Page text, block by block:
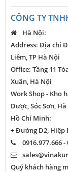
CÔNG TY
Hà Nội:
Address: Địa chỉ
Liêm, TP Hà Nội
Office: Tầng 11
Xuân, Hà Nội
Work Shop - Kho
Dược, Sóc Sơn,
Hồ Chí Minh:
+ Đường D2, Hiệp
0916.977.666 -
Quý khách hàng